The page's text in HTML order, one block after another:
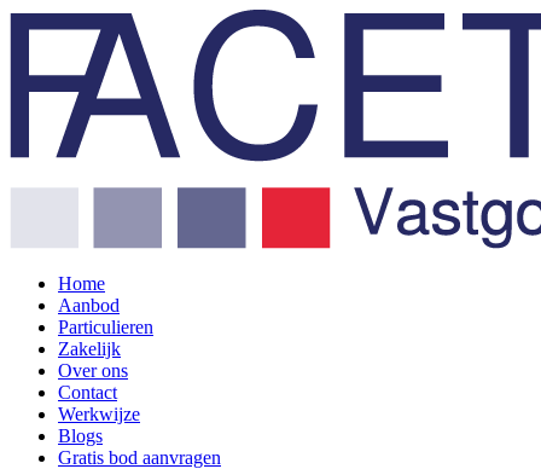
Home
Aanbod
Particulieren
Zakelijk
Over ons
Contact
Werkwijze
Blogs
Gratis bod aanvragen